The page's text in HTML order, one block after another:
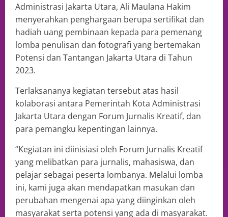
Administrasi Jakarta Utara, Ali Maulana Hakim
menyerahkan penghargaan berupa sertifikat dan
hadiah uang pembinaan kepada para pemenang
lomba penulisan dan fotografi yang bertemakan
Potensi dan Tantangan Jakarta Utara di Tahun
2023.
Terlaksananya kegiatan tersebut atas hasil
kolaborasi antara Pemerintah Kota Administrasi
Jakarta Utara dengan Forum Jurnalis Kreatif, dan
para pemangku kepentingan lainnya.
“Kegiatan ini diinisiasi oleh Forum Jurnalis Kreatif
yang melibatkan para jurnalis, mahasiswa, dan
pelajar sebagai peserta lombanya. Melalui lomba
ini, kami juga akan mendapatkan masukan dan
perubahan mengenai apa yang diinginkan oleh
masyarakat serta potensi yang ada di masyarakat.